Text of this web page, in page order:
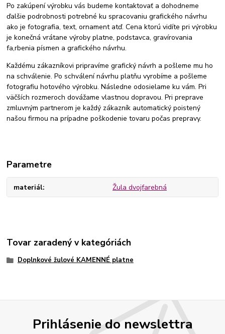
Po zakúpení výrobku vás budeme kontaktovať a dohodneme
ďalšie podrobnosti potrebné ku spracovaniu grafického návrhu
ako je fotografia, text, ornament atď. Cena ktorú vidíte pri výrobku
je konečná vrátane výroby platne, podstavca, gravírovania
fa,rbenia písmen a grafického návrhu.
Každému zákazníkovi pripravíme grafický návrh a pošleme mu ho
na schválenie. Po schválení návrhu platňu vyrobíme a pošleme
fotografiu hotového výrobku. Následne odosielame ku vám. Pri
väčších rozmeroch dovážame vlastnou dopravou. Pri preprave
zmluvným partnerom je každý zákazník automatický poistený
našou firmou na prípadne poškodenie tovaru počas prepravy.
Parametre
materiál Žula dvojfarebná
Tovar zaradený v kategóriách
Doplnkové žulové KAMENNÉ platne
Prihlásenie do newslettra